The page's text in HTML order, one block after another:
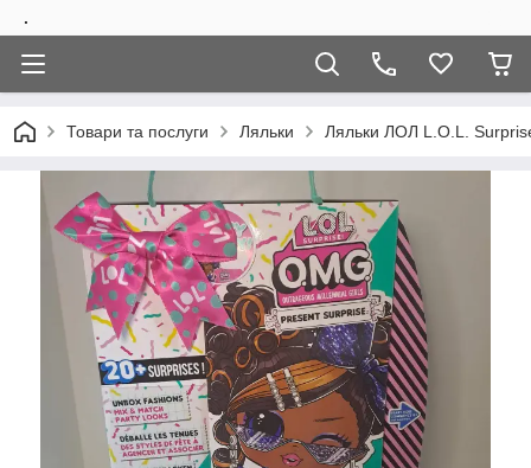
.
Товари та послуги Ляльки Ляльки ЛОЛ L.O.L.